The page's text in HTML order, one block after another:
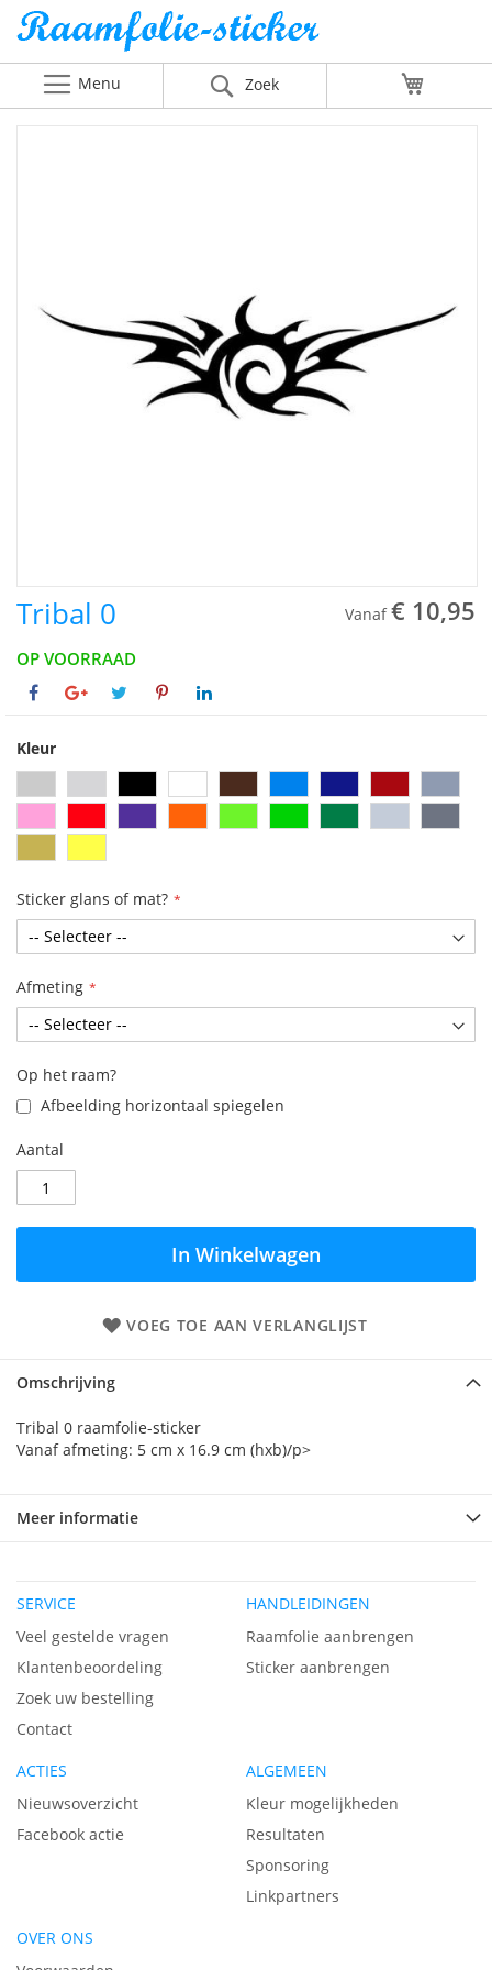
Menu Zoek
Tribal 0 Vanaf € 10,95
OP VOORRAAD
Kleur
Sticker glans of mat?
Afmeting
Op het raam?
Afbeelding horizontaal spiegelen
Aantal
In Winkelwagen
VOEG TOE AAN VERLANGLIJST
Omschrijving
Tribal 0 raamfolie-sticker
Vanaf afmeting: 5 cm x 16.9 cm (hxb)/p>
Meer informatie
SERVICE
Veel gestelde vragen
Klantenbeoordeling
Zoek uw bestelling
Contact
HANDLEIDINGEN
Raamfolie aanbrengen
Sticker aanbrengen
ACTIES
Nieuwsoverzicht
Facebook actie
ALGEMEEN
Kleur mogelijkheden
Resultaten
Sponsoring
Linkpartners
OVER ONS